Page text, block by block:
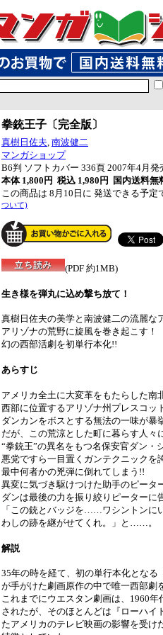
拳銃王子〔完全版〕
真樹日佐夫, 南波健二
マンガショップ
B6判 ソフトカバー 336頁 2007年4月発
本体 1,800円 税込 1,980円
国内送料無
この商品は 8月10日に 発送できる予定
ついて)
(PDF 約1MB)
生き様を弾丸に込め撃ち放て！
真樹日佐夫の美学と南波健二の流麗な
アリゾナの荒野に旋風を巻き起こす！
幻の西部活劇を初単行本化!!
あらすじ
アメリカ全土に大変革をもたらした
西部に位置するアリゾナ州プレスコッ
ダンカンをボスとする無法の一味が暴
だが、この荒涼とした町に暮らす人々
“拳銃王”の異名をもつ名保安官ダン・
悪党ですら一目置くガンテクニックを
最中何者かの兇弾に倒れてしまう!!
異変に気づき駆けつけた助手のピータ
ダンは最後の力を振り絞りピーターに
「この銃とバッジを……ワシントンに
わしの跡を継がせてくれ。」と……。
解説
35年の時を経て、初の単行本化となる
が手がけた劇画原作の中で唯一西部劇
これまでにウエスタン劇画は、1960
されたが、そのほとんどは『ローハイ
たアメリカのテレビ映画の影響を受け